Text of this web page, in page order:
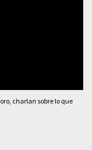
charlan sobre lo que